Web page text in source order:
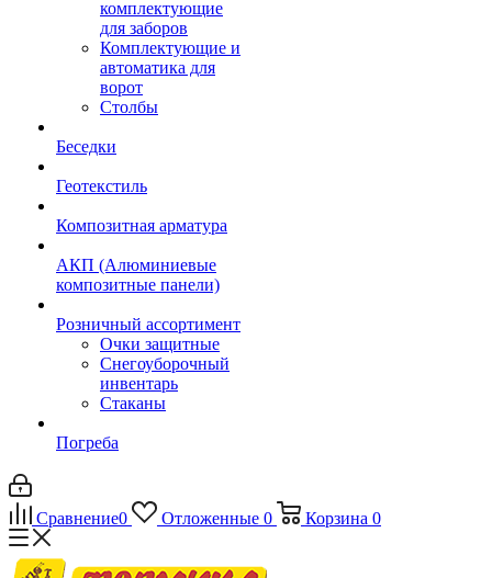
комплектующие
для заборов
Комплектующие и
автоматика для
ворот
Столбы
Беседки
Геотекстиль
Композитная арматура
АКП (Алюминиевые
композитные панели)
Розничный ассортимент
Очки защитные
Снегоуборочный
инвентарь
Стаканы
Погреба
Сравнение0 Отложенные 0 Корзина 0